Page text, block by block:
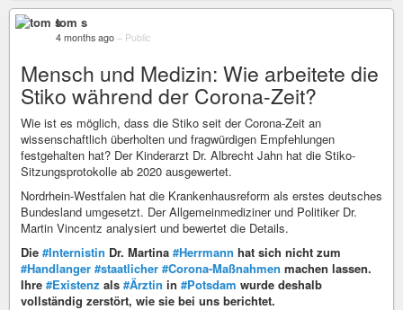
tom s
4 months ago – Public
Mensch und Medizin: Wie arbeitete die
Stiko während der Corona-Zeit?
Wie ist es möglich, dass die Stiko seit der Corona-Zeit an
wissenschaftlich überholten und fragwürdigen Empfehlungen
festgehalten hat? Der Kinderarzt Dr. Albrecht Jahn hat die Stiko-
Sitzungsprotokolle ab 2020 ausgewertet.
Nordrhein-Westfalen hat die Krankenhausreform als erstes deutsches
Bundesland umgesetzt. Der Allgemeinmediziner und Politiker Dr.
Martin Vincentz analysiert und bewertet die Details.
Die #Internistin Dr. Martina #Herrmann hat sich nicht zum
#Handlanger #staatlicher #Corona-Maßnahmen machen lassen.
Ihre #Existenz als #Ärztin in #Potsdam wurde deshalb
vollständig zerstört, wie sie bei uns berichtet.